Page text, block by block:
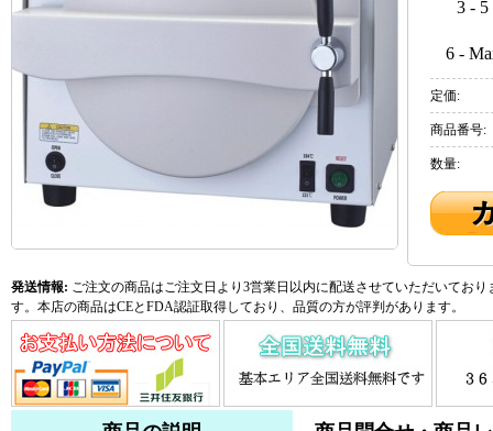
3 - 5
6 -
定価:
商品番号:
数量:
発送情報: ご注文の商品はご注文日より3営業日以内に配送させていただいてお
す。本店の商品はCEとFDA認証取得しており、品質の方が評判があります。